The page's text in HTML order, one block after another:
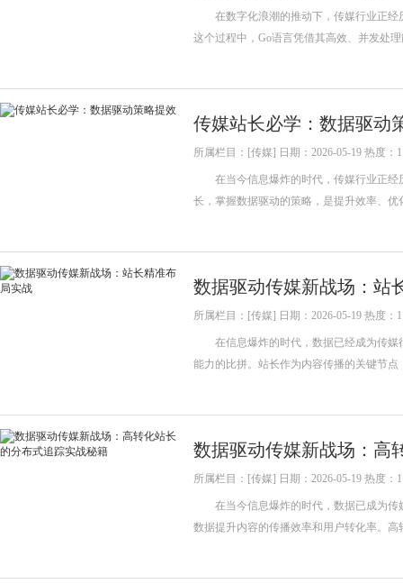
在数字化浪潮的推动下，传媒行业正经
这个过程中，Go语言凭借其高效、并发处
传媒站长必学：数据驱动
所属栏目：[传媒] 日期：2026-05-19 热度：1
在当今信息爆炸的时代，传媒行业正经
长，掌握数据驱动的策略，是提升效率、
数据驱动传媒新战场：站
所属栏目：[传媒] 日期：2026-05-19 热度：1
在信息爆炸的时代，数据已经成为传媒
能力的比拼。站长作为内容传播的关键节
数据驱动传媒新战场：高
所属栏目：[传媒] 日期：2026-05-19 热度：1
在当今信息爆炸的时代，数据已成为传
数据提升内容的传播效率和用户转化率。